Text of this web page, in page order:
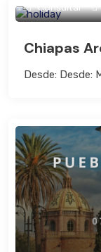
Consultar
Chiapas
Desde: Desde: